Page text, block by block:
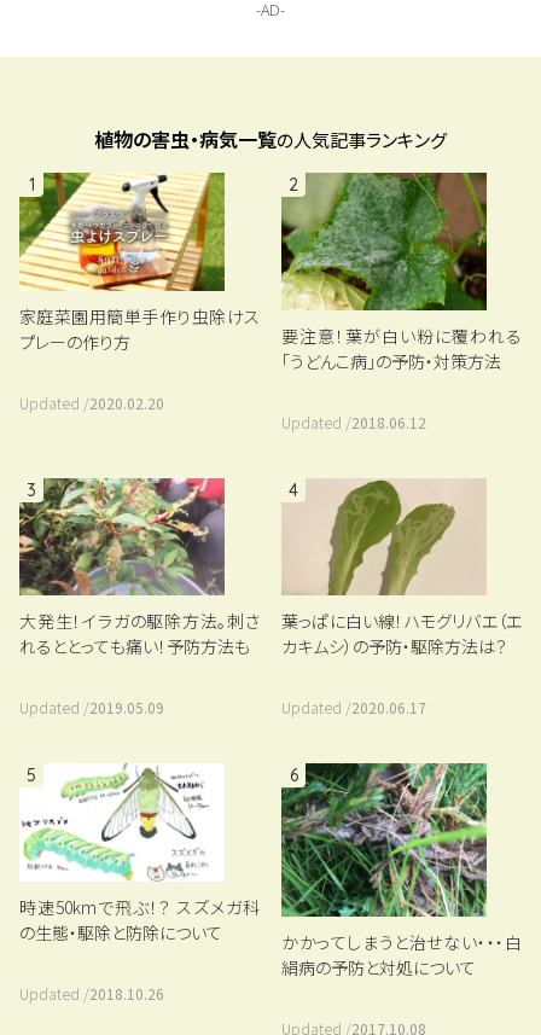
植物の害虫・病気一覧の人気記事ランキング
1
家庭菜園用簡単手作り虫除けス
プレーの作り方
Updated /2020.02.20
2
要注意！葉が白い粉に覆われる
「うどんこ病」の予防・対策方法
Updated /2018.06.12
3
大発生！イラガの駆除方法。刺さ
れるととっても痛い！予防方法も
Updated /2019.05.09
4
葉っぱに白い線！ハモグリバエ（エ
カキムシ）の予防・駆除方法は？
Updated /2020.06.17
5
時速50kmで飛ぶ！？ スズメガ科
の生態・駆除と防除について
Updated /2018.10.26
6
かかってしまうと治せない・・・白
絹病の予防と対処について
Updated /2017.10.08